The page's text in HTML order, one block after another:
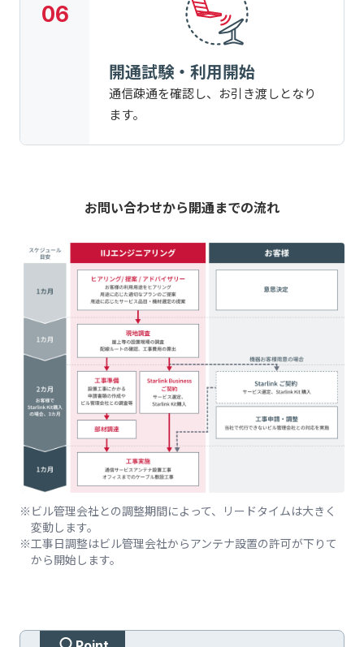
06
開通試験・利用開始
通信疎通を確認し、お引き渡しとなり
ます。
お問い合わせから開通までの流れ
ビル管理会社との調整期間によって、リードタイムは大きく
変動します。
工事日調整はビル管理会社からアンテナ設置の許可が下りて
から開始します。